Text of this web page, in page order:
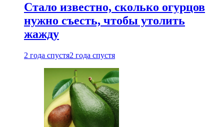
Стало известно, сколько огурцов
нужно съесть, чтобы утолить
жажду
2 года спустя2 года спустя